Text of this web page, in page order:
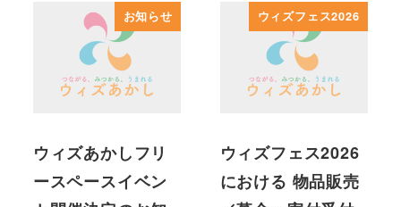
お知らせ
ウィズあかしフリ
ースペースイベン
ウィズフェス2026
ウィズフェス2026
における 物品販売